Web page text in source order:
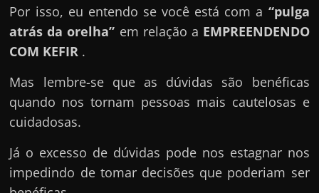
n
d
o
m
c
o
m
o
Por isso, eu entendo se você está com a “pulga
atrás da orelha” em relação a EMPREENDENDO
COM KEFIR .
Mas lembre-se que as dúvidas são benéficas
quando nos tornam pessoas mais cautelosas e
cuidadosas.
Já o excesso de dúvidas pode nos estagnar nos
impedindo de tomar decisões que poderiam ser